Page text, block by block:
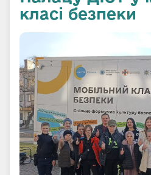
класі безпеки